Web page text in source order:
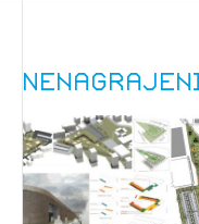
Izbrana
registriranim
dostopate,